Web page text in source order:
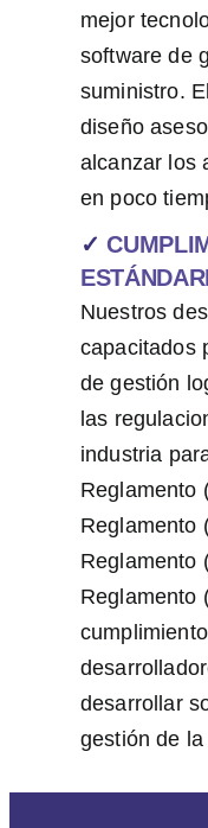
mejor
software de
suministro.
diseño
alcanzar los
en poco
✓
Nuestros
capacitados
de gestión
las
industria
Reglamento
Reglamento
Reglamento
Reglamento
desarrollar
gestión de